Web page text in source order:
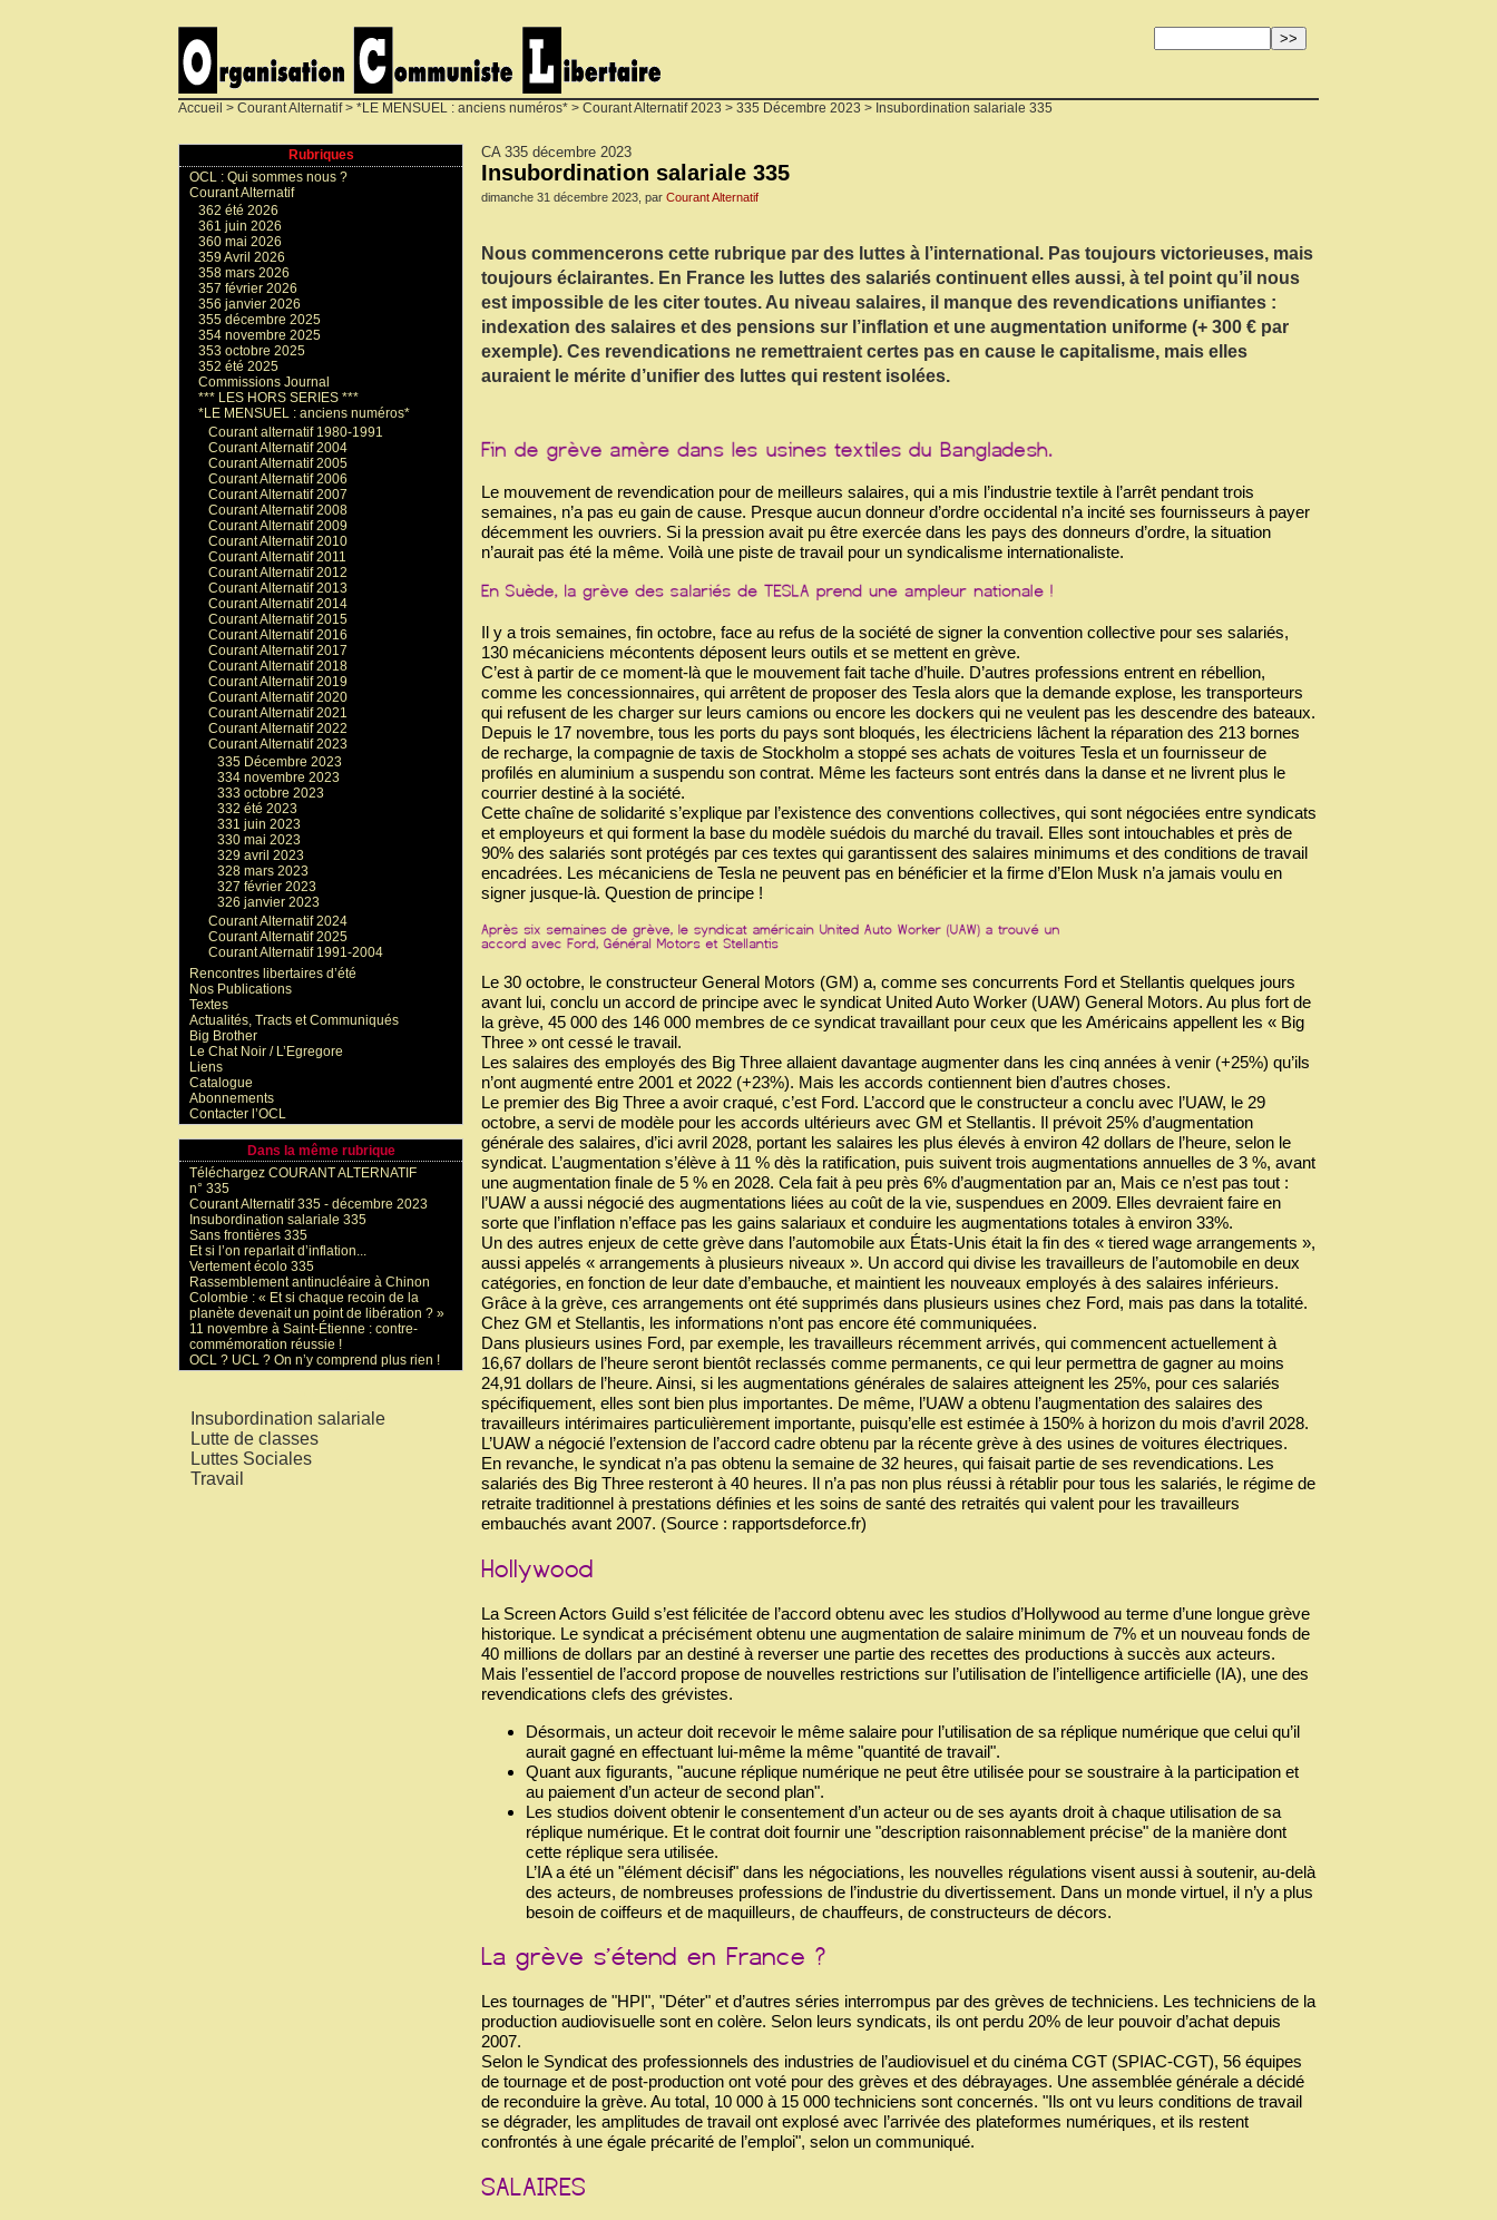
Accueil > Courant Alternatif> *LE MENSUEL : anciens numéros* > Courant Alternatif 2023 > 335 Décembre 2023 > Insubordination salariale 335
CA 335 décembre 2023
Insubordination salariale 335
dimanche 31 décembre 2023, par Courant Alternatif
Nous commencerons cette rubrique par des luttes à l’international. Pas toujours victorieuses, mais
toujours éclairantes. En France les luttes des salariés continuent elles aussi, à tel point qu’il nous
est impossible de les citer toutes. Au niveau salaires, il manque des revendications unifiantes :
indexation des salaires et des pensions sur l’inflation et une augmentation uniforme (+ 300 € par
exemple). Ces revendications ne remettraient certes pas en cause le capitalisme, mais elles
auraient le mérite d’unifier des luttes qui restent isolées.
Le mouvement de revendication pour de meilleurs salaires, qui a mis l’industrie textile à l’arrêt pendant trois
semaines, n’a pas eu gain de cause. Presque aucun donneur d’ordre occidental n’a incité ses fournisseurs à payer
décemment les ouvriers. Si la pression avait pu être exercée dans les pays des donneurs d’ordre, la situation
n’aurait pas été la même. Voilà une piste de travail pour un syndicalisme internationaliste.
Il y a trois semaines, fin octobre, face au refus de la société de signer la convention collective pour ses salariés,
130 mécaniciens mécontents déposent leurs outils et se mettent en grève.
C’est à partir de ce moment-là que le mouvement fait tache d’huile. D’autres professions entrent en rébellion,
comme les concessionnaires, qui arrêtent de proposer des Tesla alors que la demande explose, les transporteurs
qui refusent de les charger sur leurs camions ou encore les dockers qui ne veulent pas les descendre des bateaux.
Depuis le 17 novembre, tous les ports du pays sont bloqués, les électriciens lâchent la réparation des 213 bornes
de recharge, la compagnie de taxis de Stockholm a stoppé ses achats de voitures Tesla et un fournisseur de
profilés en aluminium a suspendu son contrat. Même les facteurs sont entrés dans la danse et ne livrent plus le
courrier destiné à la société.
Cette chaîne de solidarité s’explique par l’existence des conventions collectives, qui sont négociées entre syndicats
et employeurs et qui forment la base du modèle suédois du marché du travail. Elles sont intouchables et près de
90% des salariés sont protégés par ces textes qui garantissent des salaires minimums et des conditions de travail
encadrées. Les mécaniciens de Tesla ne peuvent pas en bénéficier et la firme d’Elon Musk n’a jamais voulu en
signer jusque-là. Question de principe !
Le 30 octobre, le constructeur General Motors (GM) a, comme ses concurrents Ford et Stellantis quelques jours
avant lui, conclu un accord de principe avec le syndicat United Auto Worker (UAW) General Motors. Au plus fort de
la grève, 45 000 des 146 000 membres de ce syndicat travaillant pour ceux que les Américains appellent les « Big
Three » ont cessé le travail.
Les salaires des employés des Big Three allaient davantage augmenter dans les cinq années à venir (+25%) qu’ils
n’ont augmenté entre 2001 et 2022 (+23%). Mais les accords contiennent bien d’autres choses.
Le premier des Big Three a avoir craqué, c’est Ford. L’accord que le constructeur a conclu avec l’UAW, le 29
octobre, a servi de modèle pour les accords ultérieurs avec GM et Stellantis. Il prévoit 25% d’augmentation
générale des salaires, d’ici avril 2028, portant les salaires les plus élevés à environ 42 dollars de l’heure, selon le
syndicat. L’augmentation s’élève à 11 % dès la ratification, puis suivent trois augmentations annuelles de 3 %, avant
une augmentation finale de 5 % en 2028. Cela fait à peu près 6% d’augmentation par an, Mais ce n’est pas tout :
l’UAW a aussi négocié des augmentations liées au coût de la vie, suspendues en 2009. Elles devraient faire en
sorte que l’inflation n’efface pas les gains salariaux et conduire les augmentations totales à environ 33%.
Un des autres enjeux de cette grève dans l’automobile aux États-Unis était la fin des « tiered wage arrangements »,
aussi appelés « arrangements à plusieurs niveaux ». Un accord qui divise les travailleurs de l’automobile en deux
catégories, en fonction de leur date d’embauche, et maintient les nouveaux employés à des salaires inférieurs.
Grâce à la grève, ces arrangements ont été supprimés dans plusieurs usines chez Ford, mais pas dans la totalité.
Chez GM et Stellantis, les informations n’ont pas encore été communiquées.
Dans plusieurs usines Ford, par exemple, les travailleurs récemment arrivés, qui commencent actuellement à
16,67 dollars de l’heure seront bientôt reclassés comme permanents, ce qui leur permettra de gagner au moins
24,91 dollars de l’heure. Ainsi, si les augmentations générales de salaires atteignent les 25%, pour ces salariés
spécifiquement, elles sont bien plus importantes. De même, l’UAW a obtenu l’augmentation des salaires des
travailleurs intérimaires particulièrement importante, puisqu’elle est estimée à 150% à horizon du mois d’avril 2028.
L’UAW a négocié l’extension de l’accord cadre obtenu par la récente grève à des usines de voitures électriques.
En revanche, le syndicat n’a pas obtenu la semaine de 32 heures, qui faisait partie de ses revendications. Les
salariés des Big Three resteront à 40 heures. Il n’a pas non plus réussi à rétablir pour tous les salariés, le régime de
retraite traditionnel à prestations définies et les soins de santé des retraités qui valent pour les travailleurs
embauchés avant 2007. (Source : rapportsdeforce.fr)
La Screen Actors Guild s’est félicitée de l’accord obtenu avec les studios d’Hollywood au terme d’une longue grève
historique. Le syndicat a précisément obtenu une augmentation de salaire minimum de 7% et un nouveau fonds de
40 millions de dollars par an destiné à reverser une partie des recettes des productions à succès aux acteurs.
Mais l’essentiel de l’accord propose de nouvelles restrictions sur l’utilisation de l’intelligence artificielle (IA), une des
revendications clefs des grévistes.
Désormais, un acteur doit recevoir le même salaire pour l’utilisation de sa réplique numérique que celui qu’il
aurait gagné en effectuant lui-même la même "quantité de travail".
Quant aux figurants, "aucune réplique numérique ne peut être utilisée pour se soustraire à la participation et
au paiement d’un acteur de second plan".
Les studios doivent obtenir le consentement d’un acteur ou de ses ayants droit à chaque utilisation de sa
réplique numérique. Et le contrat doit fournir une "description raisonnablement précise" de la manière dont
cette réplique sera utilisée.
L’IA a été un "élément décisif" dans les négociations, les nouvelles régulations visent aussi à soutenir, au-delà
des acteurs, de nombreuses professions de l’industrie du divertissement. Dans un monde virtuel, il n’y a plus
besoin de coiffeurs et de maquilleurs, de chauffeurs, de constructeurs de décors.
Les tournages de "HPI", "Déter" et d’autres séries interrompus par des grèves de techniciens. Les techniciens de la
production audiovisuelle sont en colère. Selon leurs syndicats, ils ont perdu 20% de leur pouvoir d’achat depuis
2007.
Selon le Syndicat des professionnels des industries de l’audiovisuel et du cinéma CGT (SPIAC-CGT), 56 équipes
de tournage et de post-production ont voté pour des grèves et des débrayages. Une assemblée générale a décidé
de reconduire la grève. Au total, 10 000 à 15 000 techniciens sont concernés. "Ils ont vu leurs conditions de travail
se dégrader, les amplitudes de travail ont explosé avec l’arrivée des plateformes numériques, et ils restent
confrontés à une égale précarité de l’emploi", selon un communiqué.
Rubriques
OCL : Qui sommes nous ?
Courant Alternatif
362 été 2026
361 juin 2026
360 mai 2026
359 Avril 2026
358 mars 2026
357 février 2026
356 janvier 2026
355 décembre 2025
354 novembre 2025
353 octobre 2025
352 été 2025
Commissions Journal
*** LES HORS SERIES ***
*LE MENSUEL : anciens numéros*
Courant alternatif 1980-1991
Courant Alternatif 2004
Courant Alternatif 2005
Courant Alternatif 2006
Courant Alternatif 2007
Courant Alternatif 2008
Courant Alternatif 2009
Courant Alternatif 2010
Courant Alternatif 2011
Courant Alternatif 2012
Courant Alternatif 2013
Courant Alternatif 2014
Courant Alternatif 2015
Courant Alternatif 2016
Courant Alternatif 2017
Courant Alternatif 2018
Courant Alternatif 2019
Courant Alternatif 2020
Courant Alternatif 2021
Courant Alternatif 2022
Courant Alternatif 2023
335 Décembre 2023
334 novembre 2023
333 octobre 2023
332 été 2023
331 juin 2023
330 mai 2023
329 avril 2023
328 mars 2023
327 février 2023
326 janvier 2023
Courant Alternatif 2024
Courant Alternatif 2025
Courant Alternatif 1991-2004
Rencontres libertaires d’été
Nos Publications
Textes
Actualités, Tracts et Communiqués
Big Brother
Le Chat Noir / L’Egregore
Liens
Catalogue
Abonnements
Contacter l’OCL
Dans la même rubrique
Téléchargez COURANT ALTERNATIF
n° 335
Courant Alternatif 335 - décembre 2023
Insubordination salariale 335
Sans frontières 335
Et si l’on reparlait d’inflation...
Vertement écolo 335
Rassemblement antinucléaire à Chinon
Colombie : « Et si chaque recoin de la
planète devenait un point de libération ? »
11 novembre à Saint-Étienne : contre-
commémoration réussie !
OCL ? UCL ? On n’y comprend plus rien !
Insubordination salariale
Lutte de classes
Luttes Sociales
Travail